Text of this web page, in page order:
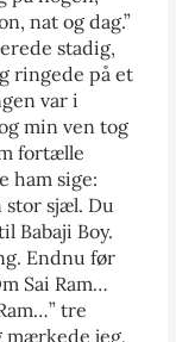
nat og dag.”
stadig,
ringede på et
var i
min ven tog
fortælle
ham sige:
stor sjæl. Du
Babaji Boy.
Endnu før
Sai Ram…
tre
mærkede jeg,